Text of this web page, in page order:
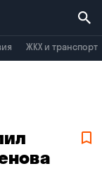
ЖКХ и транспорт